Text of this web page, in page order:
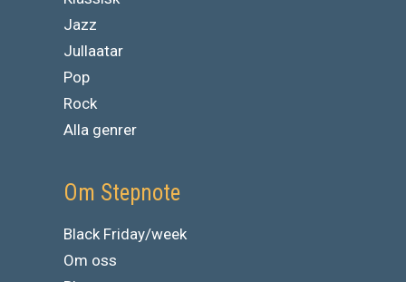
Jazz
Jullaatar
Pop
Rock
Alla genrer
Om Stepnote
Black Friday/week
Om oss